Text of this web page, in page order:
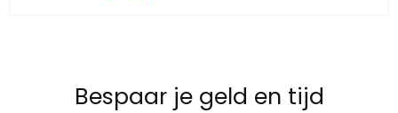
Bespaar je geld en tijd